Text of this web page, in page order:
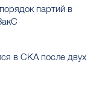
партий в
в СКА после двух